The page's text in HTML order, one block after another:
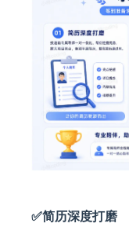
✅简历深度打磨